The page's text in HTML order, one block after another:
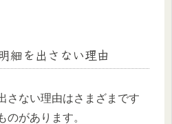
細を出さない理由
さない理由はさまざまです
のがあります。